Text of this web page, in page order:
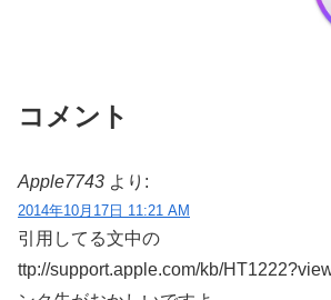
コメント
Apple7743 より:
2014年10月17日 11:21 AM
引用してる文中の
ttp://support.apple.com/kb/